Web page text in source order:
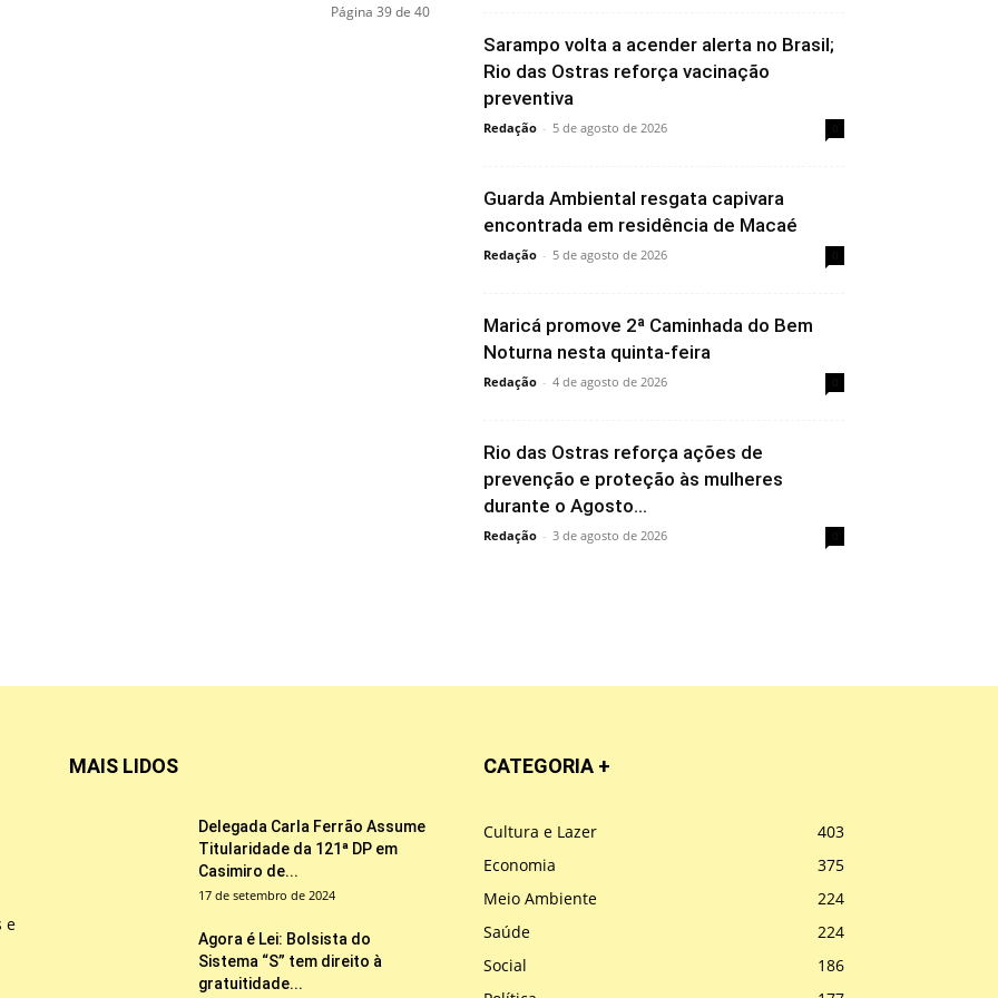
Página 39 de 40
Sarampo volta a acender alerta no Brasil;
Rio das Ostras reforça vacinação
preventiva
Redação - 5 de agosto de 2026
Guarda Ambiental resgata capivara
encontrada em residência de Macaé
Redação - 5 de agosto de 2026
Maricá promove 2ª Caminhada do Bem
Noturna nesta quinta-feira
Redação - 4 de agosto de 2026
Rio das Ostras reforça ações de
prevenção e proteção às mulheres
durante o Agosto...
Redação - 3 de agosto de 2026
e
MAIS LIDOS
Delegada Carla Ferrão Assume
Titularidade da 121ª DP em
Casimiro de...
17 de setembro de 2024
Agora é Lei: Bolsista do
Sistema “S” tem direito à
gratuitidade...
CATEGORIA +
Cultura e Lazer
403
Economia
375
Meio Ambiente
224
Saúde
224
Social
186